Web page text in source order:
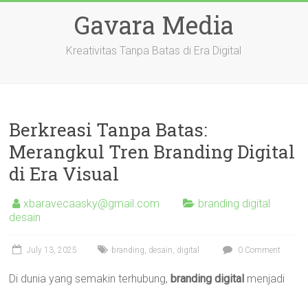
Gavara Media
Kreativitas Tanpa Batas di Era Digital
Berkreasi Tanpa Batas:
Merangkul Tren Branding Digital
di Era Visual
xbaravecaasky@gmail.com
branding digital
desain
July 13, 2025 branding, desain, digital 0 Comment
Di dunia yang semakin terhubung, branding digital menjadi